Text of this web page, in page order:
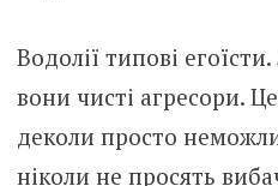
Водолії типові
вони чисті агресори.
деколи просто
ніколи не просять